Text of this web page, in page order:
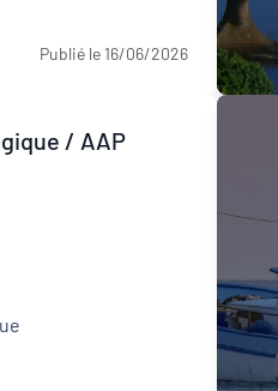
Publié le 16/06/2026
/ AAP